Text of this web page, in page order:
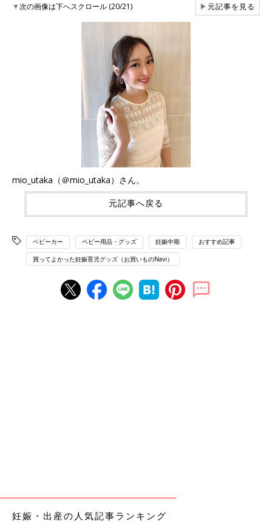
▼次の画像は下へスクロール (20/21) ▶元記事を見る
mio_utaka（＠mio_utaka）さん。
元記事へ戻る
ベビーカー ベビー用品・グッズ 妊娠中期 おすすめ記事
買ってよかった妊娠育児グッズ（お買いものNavi）
妊娠・出産の人気記事ランキング